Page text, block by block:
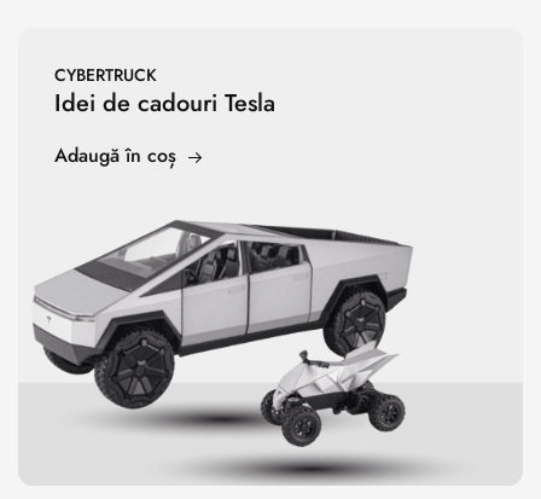
CYBERTRUCK
Idei de cadouri Tesla
Adaugă în coș